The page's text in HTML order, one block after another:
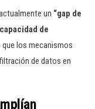
un “gap de
de
que los mecanismos
de datos en